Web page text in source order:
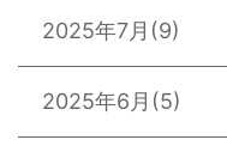
2025年7月 (9)
2025年6月 (5)